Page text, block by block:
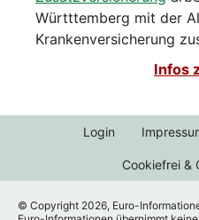
Württtemberg mit der
Krankenversicherung
Infos
Login
Cookiefrei &
© Copyright 2026, Euro-